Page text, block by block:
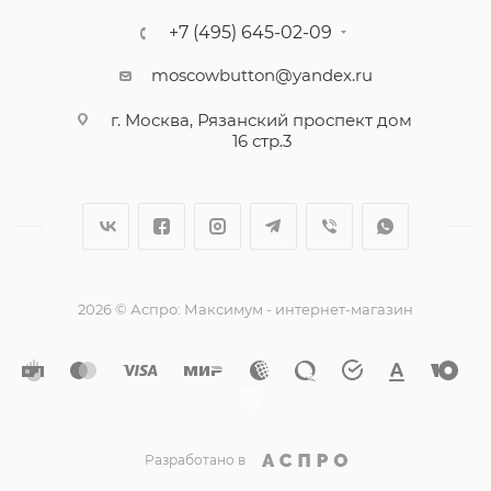
+7 (495) 645-02-09
moscowbutton@yandex.ru
г. Москва, Рязанский проспект дом
16 стр.3
2026 © Аспро: Максимум - интернет-магазин
Разработано в